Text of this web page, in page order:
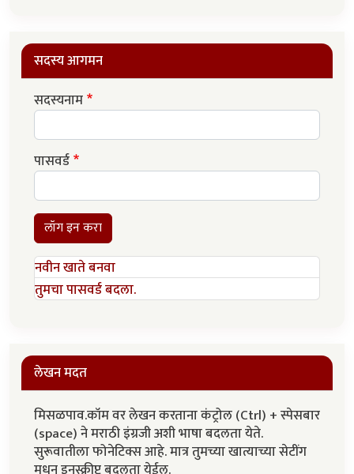
सदस्य आगमन
सदस्यनाम
पासवर्ड
लॉग इन करा
नवीन खाते बनवा
तुमचा पासवर्ड बदला.
लेखन मदत
मिसळपाव.कॉम वर लेखन करताना कंट्रोल (Ctrl) + स्पेसबार
(space) ने मराठी इंग्रजी अशी भाषा बदलता येते.
सुरूवातीला फोनेटिक्स आहे. मात्र तुमच्या खात्याच्या सेटींग